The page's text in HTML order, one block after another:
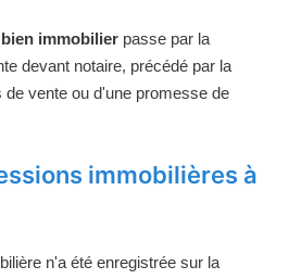
immobilier passe par la
devant notaire, précédé par la
vente ou d'une promesse de
immobilières à
n'a été enregistrée sur la